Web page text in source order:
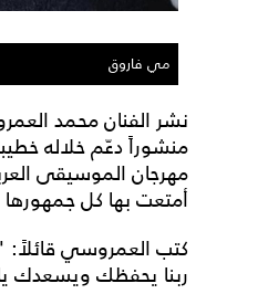
مي فاروق
نشر الفنان محمد
منشوراً دعّم خلاله
مهرجان الموسيقى
أمتعت بها كل
كتب العمروسي قائلاً:
ربنا يحفظك ويسعدك